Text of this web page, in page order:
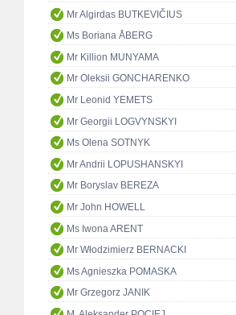
Mr Algirdas BUTKEVIČIUS
Ms Boriana ÅBERG
Mr Killion MUNYAMA
Mr Oleksii GONCHARENKO
Mr Leonid YEMETS
Mr Georgii LOGVYNSKYI
Ms Olena SOTNYK
Mr Andrii LOPUSHANSKYI
Mr Boryslav BEREZA
Mr John HOWELL
Ms Iwona ARENT
Mr Włodzimierz BERNACKI
Ms Agnieszka POMASKA
Mr Grzegorz JANIK